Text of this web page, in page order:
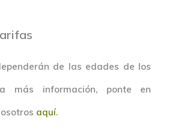
de las edades de los
más información, ponte en
aquí.